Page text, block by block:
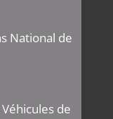
National de
de